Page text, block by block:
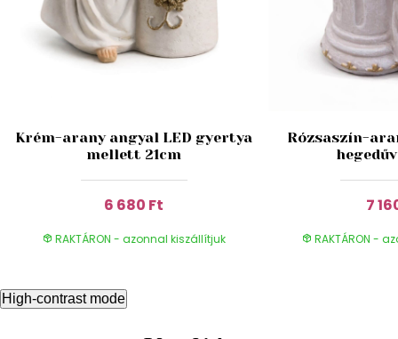
Krém-arany angyal LED gyertya
mellett 21cm
6 680 Ft
RAKTÁRON - azonnal kiszállítjuk
Rózsaszín-
7
RAKTÁRON -
High-contrast mode